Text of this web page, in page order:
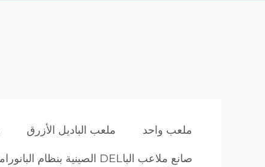
ملعب واحد ملعب الباديل الأزرق
صانع ملاعب الباDEL الصينية بنظام البانوراما